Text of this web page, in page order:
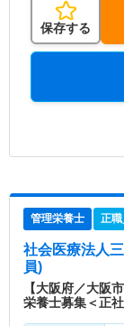
保存する
管理栄養士 正職
社会医療法人
員)
【大阪府／大阪
栄養士募集＜正